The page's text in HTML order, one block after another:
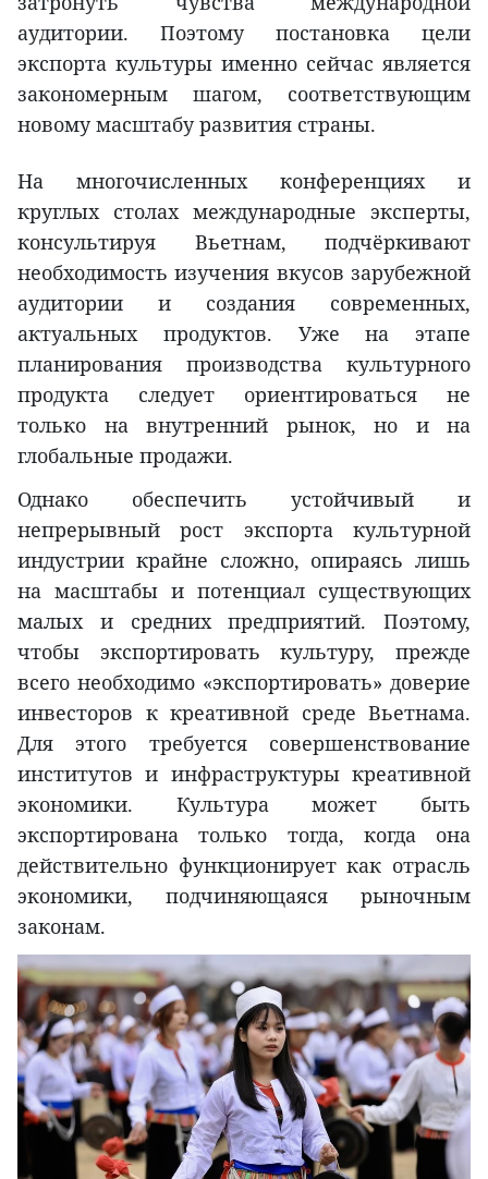
аудитории. Поэтому постановка цели
экспорта культуры именно сейчас является
закономерным шагом, соответствующим
новому масштабу развития страны.
На многочисленных конференциях и
круглых столах международные эксперты,
консультируя Вьетнам, подчёркивают
необходимость изучения вкусов зарубежной
аудитории и создания современных,
актуальных продуктов. Уже на этапе
планирования производства культурного
продукта следует ориентироваться не
только на внутренний рынок, но и на
глобальные продажи.
Однако обеспечить устойчивый и
непрерывный рост экспорта культурной
индустрии крайне сложно, опираясь лишь
на масштабы и потенциал существующих
малых и средних предприятий. Поэтому,
чтобы экспортировать культуру, прежде
всего необходимо «экспортировать» доверие
инвесторов к креативной среде Вьетнама.
Для этого требуется совершенствование
институтов и инфраструктуры креативной
экономики. Культура может быть
экспортирована только тогда, когда она
действительно функционирует как отрасль
экономики, подчиняющаяся рыночным
законам.